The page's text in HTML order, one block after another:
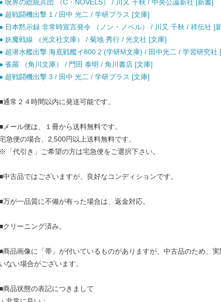
● 呪界の総統兵団 （C・NOVELS） / 川又 千秋 / 中央公論新社 [新書]
● 超戦闘機出撃 1 / 田中 光二 / 学研プラス [文庫]
● 日本黙示録 非常時宣言発令 （ノン・ノベル） / 川又 千秋 / 祥伝社 [
● 妖魔戦線 （光文社文庫） / 菊地 秀行 / 光文社 [文庫]
● 超潜水艦出撃 海底戦艦イ800 2 (学研M文庫) / 田中光二 / 学習研究社
● 雀羅 （角川文庫） / 門田 泰明 / 角川書店 [文庫]
● 超戦闘機出撃 3 / 田中 光二 / 学研プラス [文庫]
通常２４時間以内に発送可能です。
メール便は、１冊から送料無料です。
急便の場合、2,500円以上送料無料です。
※「代引き」ご希望の方は宅急便をご選択下さい。
中古品ではございますが、良好なコンディションです。
万が一品質に不備が有った場合は、返金対応。
クリーニング済み。
商品画像に「帯」が付いているものがありますが、中古品のため、
いない場合がございます。
商品状態の表記につきまして